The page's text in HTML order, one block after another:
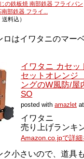
の鉄板焼 南部鉄器 フライパン
部鉄器 フライ...
料込）
ロはイワタニのマー
イワタニ カセッ
セットオレンジ
ングのW風防/屋
SO
posted with amazlet
イワタニ
売り上げランキ
Amazon.co.jpで詳細
ク小さいので、道具